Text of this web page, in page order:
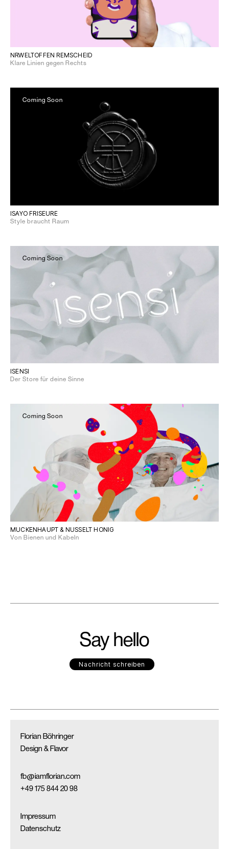
NRWELTOFFEN REMSCHEID
Klare Linien gegen Rechts
Coming Soon
ISAYO FRISEURE
Style braucht Raum
Coming Soon
ISENSI
Der Store für deine Sinne
Coming Soon
MUCKENHAUPT & NUSSELT HONIG
Von Bienen und Kabeln
Say hello
Nachricht schreiben
Florian Böhringer
Design & Flavor
fb@iamflorian.com
+49 175 844 20 98
Impressum
Datenschutz